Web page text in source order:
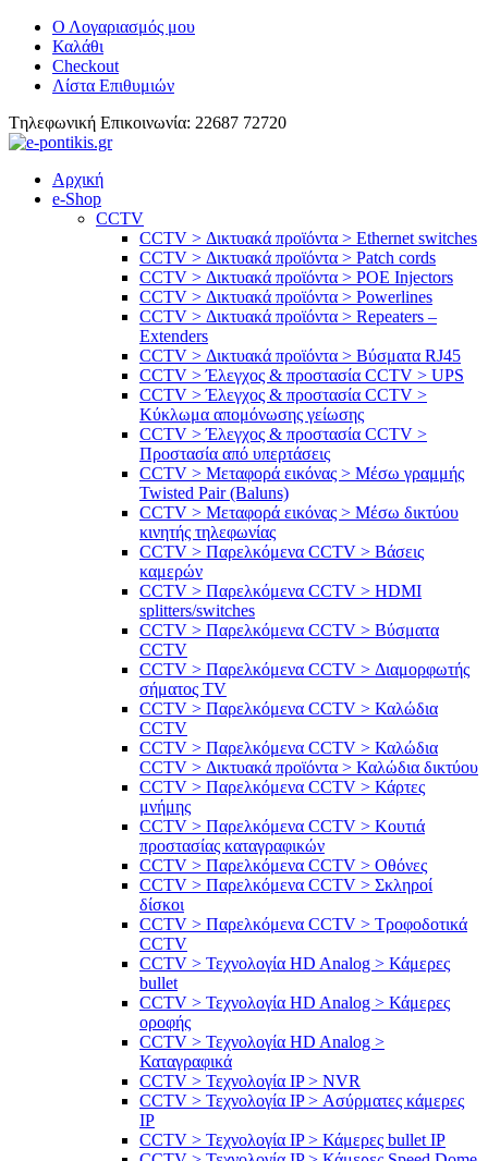
Ο Λογαριασμός μου
Καλάθι
Checkout
Λίστα Επιθυμιών
Tηλεφωνική Επικοινωνία: 22687 72720
Αρχική
e-Shop
CCTV
CCTV > Δικτυακά προϊόντα > Ethernet switches
CCTV > Δικτυακά προϊόντα > Patch cords
CCTV > Δικτυακά προϊόντα > POE Injectors
CCTV > Δικτυακά προϊόντα > Powerlines
CCTV > Δικτυακά προϊόντα > Repeaters –
Extenders
CCTV > Δικτυακά προϊόντα > Βύσματα RJ45
CCTV > Έλεγχος & προστασία CCTV > UPS
CCTV > Έλεγχος & προστασία CCTV >
Κύκλωμα απομόνωσης γείωσης
CCTV > Έλεγχος & προστασία CCTV >
Προστασία από υπερτάσεις
CCTV > Μεταφορά εικόνας > Μέσω γραμμής
Twisted Pair (Baluns)
CCTV > Μεταφορά εικόνας > Μέσω δικτύου
κινητής τηλεφωνίας
CCTV > Παρελκόμενα CCTV > Bάσεις
καμερών
CCTV > Παρελκόμενα CCTV > HDMI
splitters/switches
CCTV > Παρελκόμενα CCTV > Βύσματα
CCTV
CCTV > Παρελκόμενα CCTV > Διαμορφωτής
σήματος TV
CCTV > Παρελκόμενα CCTV > Καλώδια
CCTV
CCTV > Παρελκόμενα CCTV > Καλώδια
CCTV > Δικτυακά προϊόντα > Καλώδια δικτύου
CCTV > Παρελκόμενα CCTV > Κάρτες
μνήμης
CCTV > Παρελκόμενα CCTV > Κουτιά
προστασίας καταγραφικών
CCTV > Παρελκόμενα CCTV > Οθόνες
CCTV > Παρελκόμενα CCTV > Σκληροί
δίσκοι
CCTV > Παρελκόμενα CCTV > Τροφοδοτικά
CCTV
CCTV > Τεχνολογία HD Analog > Κάμερες
bullet
CCTV > Τεχνολογία HD Analog > Κάμερες
οροφής
CCTV > Τεχνολογία HD Analog >
Καταγραφικά
CCTV > Τεχνολογία IP > NVR
CCTV > Τεχνολογία IP > Ασύρματες κάμερες
IP
CCTV > Τεχνολογία IP > Κάμερες bullet IP